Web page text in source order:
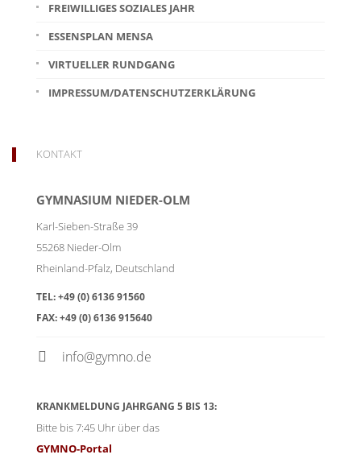
FREIWILLIGES SOZIALES JAHR
ESSENSPLAN MENSA
VIRTUELLER RUNDGANG
IMPRESSUM/DATENSCHUTZERKLÄRUNG
KONTAKT
GYMNASIUM NIEDER-OLM
Karl-Sieben-Straße 39
55268 Nieder-Olm
Rheinland-Pfalz, Deutschland
TEL:+49 (0) 6136 91560
FAX:+49 (0) 6136 915640
info@gymno.de
KRANKMELDUNG JAHRGANG 5 BIS 13:
Bitte bis 7:45 Uhr über das
GYMNO-Portal